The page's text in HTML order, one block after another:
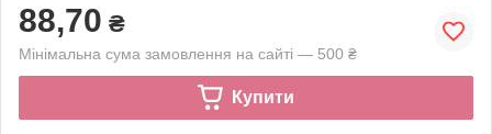
88,70 ₴
Мінімальна сума замовлення на сайті — 500 ₴
Купити